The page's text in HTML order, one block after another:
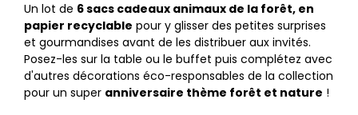
Un lot de 6 sacs cadeaux animaux de la forêt, en
papier recyclable pour y glisser des petites surprises
et gourmandises avant de les distribuer aux invités.
Posez-les sur la table ou le buffet puis complétez avec
d'autres décorations éco-responsables de la collection
pour un super anniversaire thème forêt et nature !